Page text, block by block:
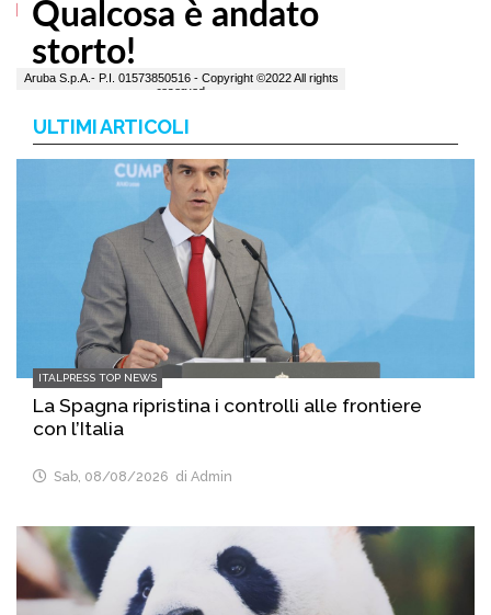
ULTIMI ARTICOLI
ITALPRESS TOP NEWS
La Spagna ripristina i controlli alle frontiere
con l’Italia
Sab, 08/08/2026 di Admin